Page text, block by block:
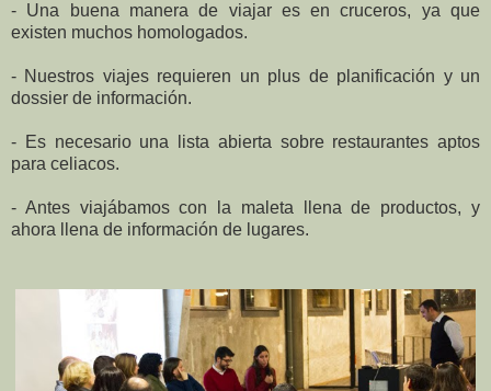
- Una buena manera de viajar es en cruceros, ya que
existen muchos homologados.
- Nuestros viajes requieren un plus de planificación y un
dossier de información.
- Es necesario una lista abierta sobre restaurantes aptos
para celiacos.
- Antes viajábamos con la maleta llena de productos, y
ahora llena de información de lugares.